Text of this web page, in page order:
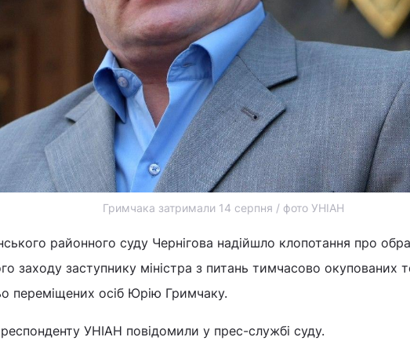
Гримчака затримали 14 серпня / фото УНІАН
районного суду Чернігова надійшло клопотання про
заходу заступнику міністра з питань тимчасово окупованих
переміщених осіб Юрію Гримчаку.
УНІАН повідомили у прес-службі суду.